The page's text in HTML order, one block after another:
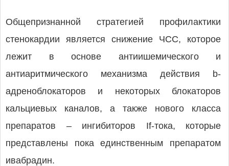
Общепризнанной стратегией профилактики
стенокардии является снижение ЧСС, которое
лежит в основе антиишемического и
антиаритмического механизма действия b-
адреноблокаторов и некоторых блокаторов
кальциевых каналов, а также нового класса
препаратов – ингибиторов If-тока, которые
представлены пока единственным препаратом
ивабрадин.